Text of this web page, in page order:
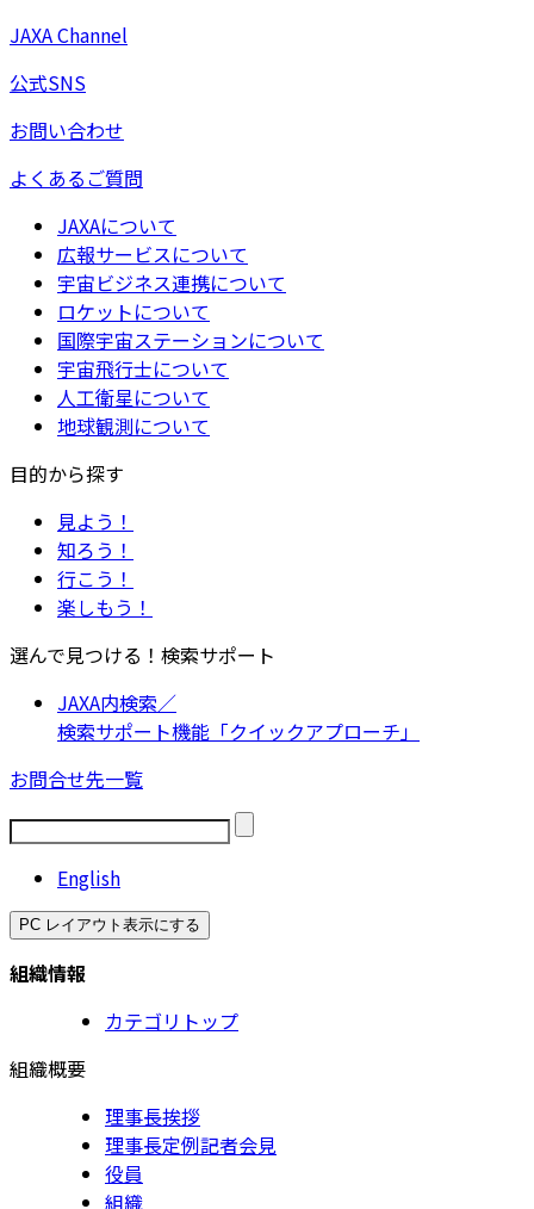
JAXA Channel
公式SNS
お問い合わせ
よくあるご質問
JAXAについて
広報サービスについて
宇宙ビジネス連携について
ロケットについて
国際宇宙ステーションについて
宇宙飛行士について
人工衛星について
地球観測について
目的から探す
見よう！
知ろう！
行こう！
楽しもう！
選んで見つける！検索サポート
JAXA内検索／
検索サポート機能「クイックアプローチ」
お問合せ先一覧
English
PC レイアウト表示にする
組織情報
カテゴリトップ
組織概要
理事長挨拶
理事長定例記者会見
役員
組織